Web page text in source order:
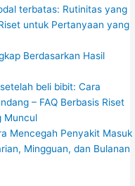
terbatas: Rutinitas yang
untuk Pertanyaan yang
Berdasarkan Hasil
beli bibit: Cara
– FAQ Berbasis Riset
Muncul
Mencegah Penyakit Masuk
Mingguan, dan Bulanan